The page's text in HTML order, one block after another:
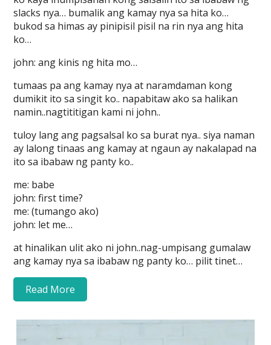
slacks nya… bumalik ang kamay nya sa hita ko…
bukod sa himas ay pinipisil pisil na rin nya ang hita
ko…
john: ang kinis ng hita mo…
tumaas pa ang kamay nya at naramdaman kong
dumikit ito sa singit ko.. napabitaw ako sa halikan
namin..nagtititigan kami ni john..
tuloy lang ang pagsalsal ko sa burat nya.. siya naman
ay lalong tinaas ang kamay at ngaun ay nakalapad na
ito sa ibabaw ng panty ko..
me: babe
john: first time?
me: (tumango ako)
john: let me…
at hinalikan ulit ako ni john..nag-umpisang gumalaw
ang kamay nya sa ibabaw ng panty ko… pilit tinet…
Read More